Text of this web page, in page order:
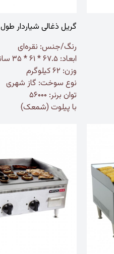
گریل ذغالی شیاردار طول ۶۰ انویل
رنگ/جنس: نقره‌ای
ابعاد: ۶۷.۵ * ۶۱ * ۳۵ سانتی متر
وزن: ۶۲ کیلوگرم
نوع سوخت: گاز شهری
توان برنر: ۵۶۰۰۰
با پیلوت (شمعک)